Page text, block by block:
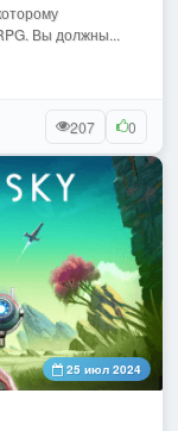
Вы должны...
207 0
25 июл 2024